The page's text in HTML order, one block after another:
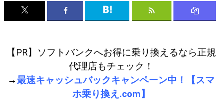
【PR】ソフトバンクへお得に乗り換えるなら正規
代理店もチェック！
→最速キャッシュバックキャンペーン中！【スマ
ホ乗り換え.com】